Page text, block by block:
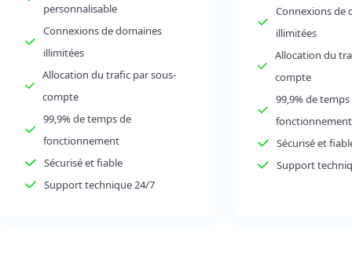
personnalisable
Connexions de domaines
illimitées
Allocation du trafic par sous-
compte
99,9% de temps de
fonctionnement
Sécurisé et fiable
Support technique 24/7
Connexions de
illimitées
Allocation du
compte
99,9% de temps
fonctionnement
Sécurisé et
Support